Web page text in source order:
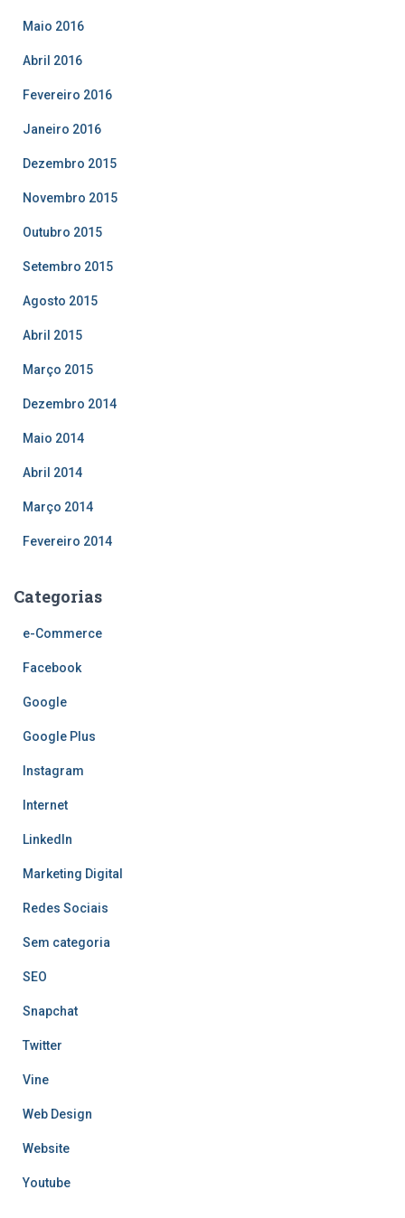
Maio 2016
Abril 2016
Fevereiro 2016
Janeiro 2016
Dezembro 2015
Novembro 2015
Outubro 2015
Setembro 2015
Agosto 2015
Abril 2015
Março 2015
Dezembro 2014
Maio 2014
Abril 2014
Março 2014
Fevereiro 2014
Categorias
e-Commerce
Facebook
Google
Google Plus
Instagram
Internet
LinkedIn
Marketing Digital
Redes Sociais
Sem categoria
SEO
Snapchat
Twitter
Vine
Web Design
Website
Youtube